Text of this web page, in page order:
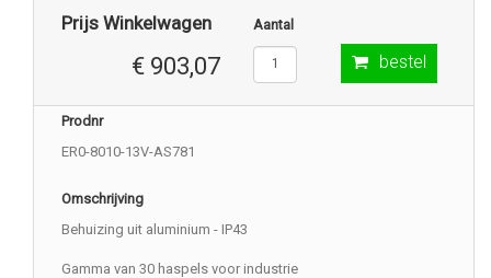
Prijs Winkelwagen
€ 903,07
Aantal
bestel
Prodnr
ER0-8010-13V-AS781
Omschrijving
Behuizing uit aluminium - IP43
Gamma van 30 haspels voor industrie